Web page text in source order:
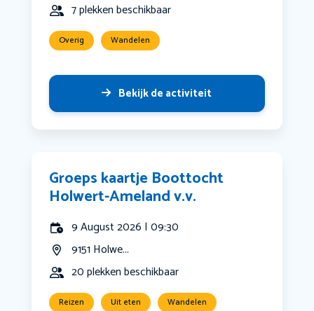
7 plekken beschikbaar
Overig Wandelen
Bekijk de activiteit
Groeps kaartje Boottocht
Holwert-Ameland v.v.
9 August 2026 | 09:30
9151 Holwe...
20 plekken beschikbaar
Reizen Uit eten Wandelen